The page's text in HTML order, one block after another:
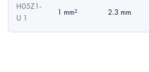
H05Z1-
U 1
1 mm² 2.3 mm